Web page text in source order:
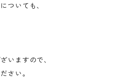
ついても、
いますので、
さい。